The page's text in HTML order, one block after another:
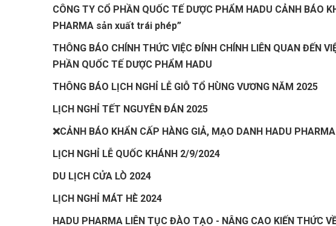
CÔNG TY CỔ PHẦN QUỐC TẾ DƯỢC PHẨM HADU CẢNH
PHARMA sản xuất trái phép”
THÔNG BÁO CHÍNH THỨC VIỆC ĐÍNH CHÍNH LIÊN QUAN ĐẾN
PHẦN QUỐC TẾ DƯỢC PHẨM HADU
THÔNG BÁO LỊCH NGHỈ LỄ GIỖ TỔ HÙNG VƯƠNG NĂM 2025
LỊCH NGHỈ TẾT NGUYÊN ĐÁN 2025
❌CẢNH BÁO KHẨN CẤP HÀNG GIẢ, MẠO DANH HADU
LỊCH NGHỈ LỄ QUỐC KHÁNH 2/9/2024
DU LỊCH CỬA LÒ 2024
LỊCH NGHỈ MÁT HÈ 2024
HADU PHARMA LIÊN TỤC ĐÀO TẠO - NÂNG CAO KIẾN THỨC